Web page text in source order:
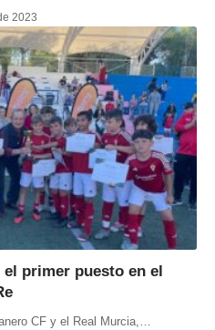
2023
primer puesto en el
CF y el Real Murcia,…